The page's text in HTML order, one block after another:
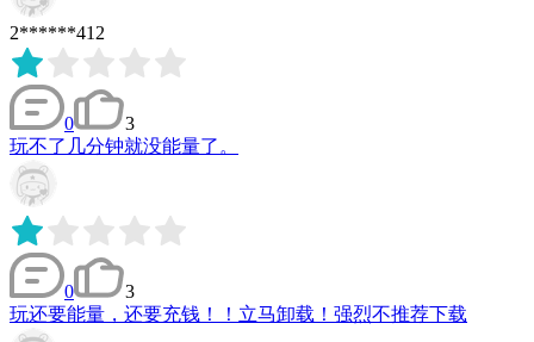
2******412
0
3
玩不了几分钟就没能量了。
0
3
玩还要能量，还要充钱！！立马卸载！强烈不推荐下载